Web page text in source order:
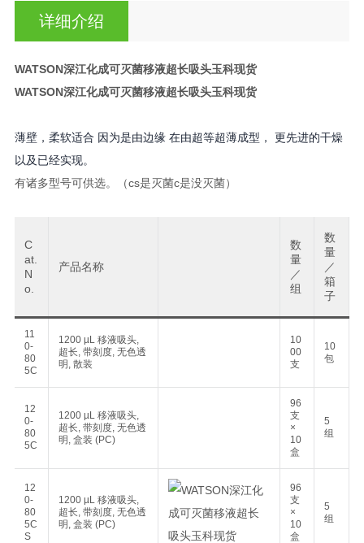
详细介绍
WATSON深江化成可灭菌移液超长吸头玉科现货
WATSON深江化成可灭菌移液超长吸头玉科现货
薄壁，柔软适合 因为是由边缘 在由超等超薄成型， 更先进的干燥
以及已经实现。
有诸多型号可供选。（cs是灭菌c是没灭菌）
C
at.
N
o.
产品名称
数
量
／
组
数
量
／
箱
子
11
0-
80
5C
1200 µL 移液吸头,
超长, 带刻度, 无色透
明, 散装
10
00
支
10
包
12
0-
80
5C
1200 µL 移液吸头,
超长, 带刻度, 无色透
明, 盒装 (PC)
96
支
×
10
盒
5
组
12
0-
80
5C
S
1200 µL 移液吸头,
超长, 带刻度, 无色透
明, 盒装 (PC)
96
支
×
10
盒
5
组